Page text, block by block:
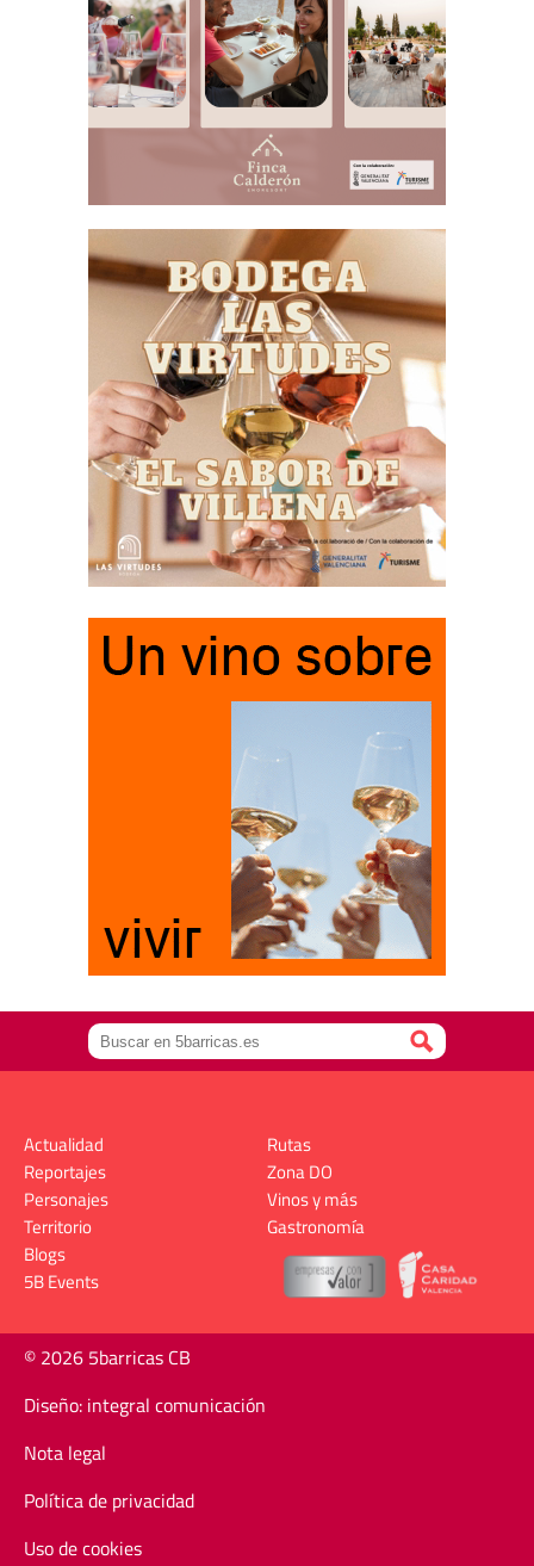
Actualidad
Reportajes
Personajes
Territorio
Rutas
Zona DO
Vinos y más
Gastronomía
Blogs
5B Events
© 2026 5barricas CB
Diseño: integral comunicación
Nota legal
Política de privacidad
Uso de cookies